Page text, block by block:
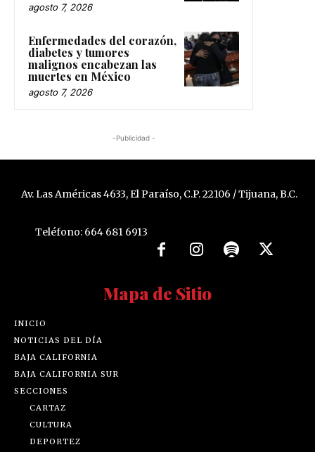
agosto 7, 2026
Enfermedades del corazón,
diabetes y tumores
malignos encabezan las
muertes en México
agosto 7, 2026
-Publicidad -
Av. Las Américas 4633, El Paraíso, C.P. 22106 / Tijuana, B.C.
Teléfono: 664 681 6913
Mapa de Sitio
INICIO
NOTICIAS DEL DÍA
BAJA CALIFORNIA
BAJA CALIFORNIA SUR
SECCIONES
CARTAZ
CULTURA
DEPORTEZ